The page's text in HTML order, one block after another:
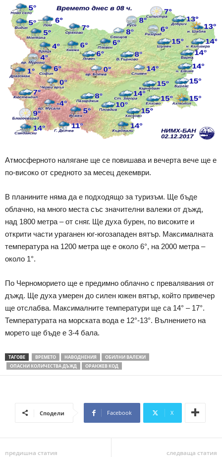
Атмосферното налягане ще се повишава и вечерта вече ще е
по-високо от средното за месец декември.
В планините няма да е подходящо за туризъм. Ще бъде
облачно, на много места със значителни валежи от дъжд,
над 1800 метра – от сняг. Ще духа бурен, по високите и
открити части ураганен юг-югозападен вятър. Максималната
температура на 1200 метра ще е около 6°, на 2000 метра –
около 1°.
По Черноморието ще е предимно облачно с превалявания от
дъжд. Ще духа умерен до силен южен вятър, който привечер
ще отслабва. Максималните температури ще са 14° – 17°.
Температурата на морската вода е 12°-13°. Вълнението на
морето ще бъде е 3-4 бала.
ТАГОВЕ ВРЕМЕТО НАВОДНЕНИЯ
ОБИЛНИ ВАЛЕЖИ
ОПАСНИ КОЛИЧЕСТВА ДЪЖД
ОРАНЖЕВ КОД
Сподели Facebook X
предишна статия следваща статия